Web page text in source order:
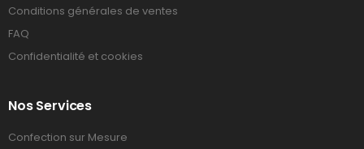
Conditions générales de ventes
FAQ
Confidentialité et cookies
Nos Services
Confection sur Mesure